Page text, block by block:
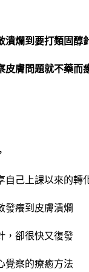
潰爛到要打類固醇
皮膚問題就不藥而
自己上課以來的轉
發癢到皮膚潰爛
，卻很快又復發
覺察的療癒方法